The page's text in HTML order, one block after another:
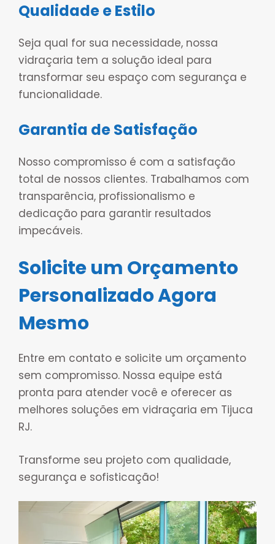
Qualidade e Estilo
Seja qual for sua necessidade, nossa
vidraçaria tem a solução ideal para
transformar seu espaço com segurança e
funcionalidade.
Garantia de Satisfação
Nosso compromisso é com a satisfação
total de nossos clientes. Trabalhamos com
transparência, profissionalismo e
dedicação para garantir resultados
impecáveis.
Solicite um Orçamento
Personalizado Agora
Mesmo
Entre em contato e solicite um orçamento
sem compromisso. Nossa equipe está
pronta para atender você e oferecer as
melhores soluções em vidraçaria em Tijuca
RJ.
Transforme seu projeto com qualidade,
segurança e sofisticação!